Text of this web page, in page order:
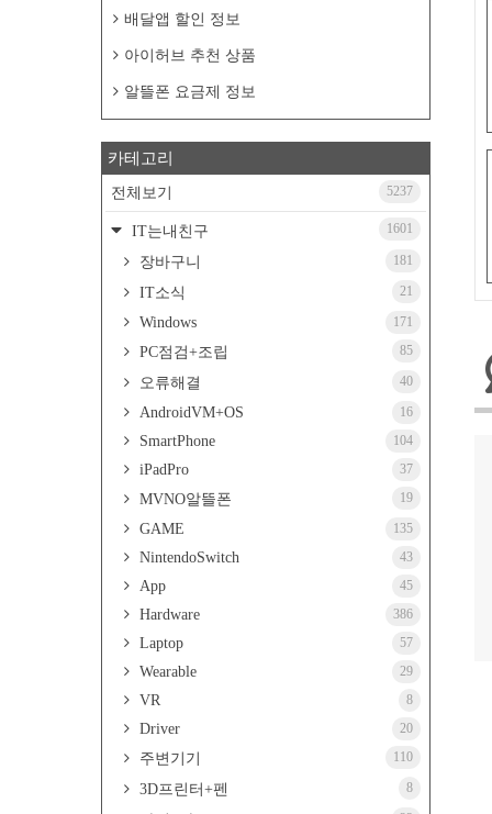
배달앱 할인 정보
아이허브 추천 상품
알뜰폰 요금제 정보
카테고리
전체보기 5237
IT는내친구 1601
장바구니 181
IT소식 21
Windows 171
PC점검+조립 85
오류해결 40
AndroidVM+OS 16
SmartPhone 104
iPadPro 37
MVNO알뜰폰 19
GAME 135
NintendoSwitch 43
App 45
Hardware 386
Laptop 57
Wearable 29
VR 8
Driver 20
주변기기 110
3D프린터+펜 8